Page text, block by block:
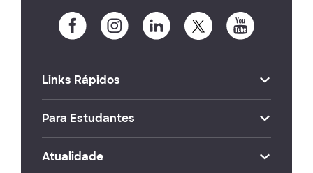
Links Rápidos
Para Estudantes
Atualidade